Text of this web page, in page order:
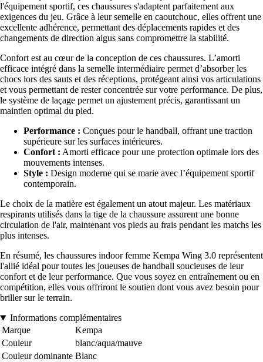
l'équipement sportif, ces chaussures s'adaptent parfaitement aux
exigences du jeu. Grâce à leur semelle en caoutchouc, elles offrent une
excellente adhérence, permettant des déplacements rapides et des
changements de direction aigus sans compromettre la stabilité.
Confort est au cœur de la conception de ces chaussures. L’amorti
efficace intégré dans la semelle intermédiaire permet d’absorber les
chocs lors des sauts et des réceptions, protégeant ainsi vos articulations
et vous permettant de rester concentrée sur votre performance. De plus,
le système de laçage permet un ajustement précis, garantissant un
maintien optimal du pied.
Performance : Conçues pour le handball, offrant une traction
supérieure sur les surfaces intérieures.
Confort : Amorti efficace pour une protection optimale lors des
mouvements intenses.
Style : Design moderne qui se marie avec l’équipement sportif
contemporain.
Le choix de la matière est également un atout majeur. Les matériaux
respirants utilisés dans la tige de la chaussure assurent une bonne
circulation de l'air, maintenant vos pieds au frais pendant les matchs les
plus intenses.
En résumé, les chaussures indoor femme Kempa Wing 3.0 représentent
l'allié idéal pour toutes les joueuses de handball soucieuses de leur
confort et de leur performance. Que vous soyez en entraînement ou en
compétition, elles vous offriront le soutien dont vous avez besoin pour
briller sur le terrain.
Informations complémentaires
Marque
Kempa
Couleur
blanc/aqua/mauve
Couleur dominante Blanc